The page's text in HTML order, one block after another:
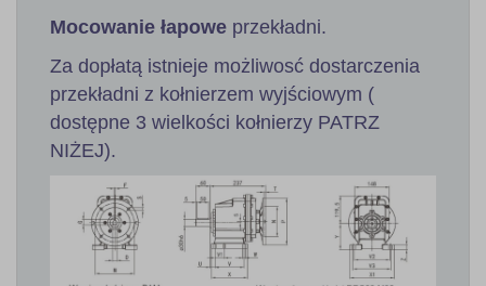
Mocowanie łapowe przekładni.
Za dopłatą istnieje możliwosć dostarczenia
przekładni z kołnierzem wyjściowym (
dostępne 3 wielkości kołnierzy PATRZ
NIŻEJ).